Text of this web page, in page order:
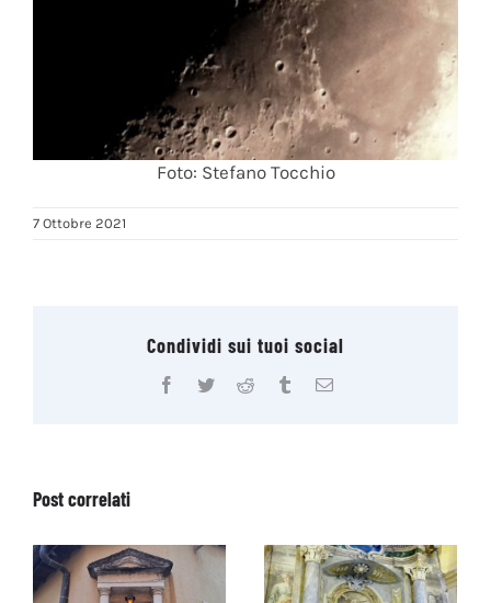
Foto: Stefano Tocchio
7 Ottobre 2021
Condividi sui tuoi social
Facebook
TwitterReddit TumblrEmail
Post correlati